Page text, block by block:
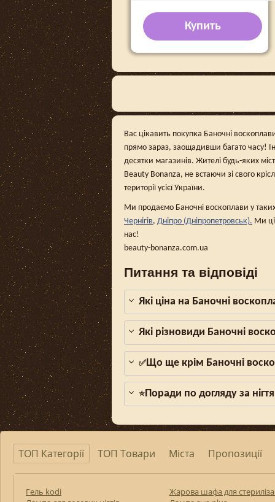
Купить
Вас цікавить покупка Баночні
прямо зараз, заощадивши багато часу!
десятки магазинів. Жителі будь-яких
Beauty Bonanza, не встаючи зі свого
території усієї України.
Ми продаємо Баночні воскоплави у
Чернігів, Дніпро (Дніпропетровськ). Ми
нас!
beauty-bonanza.com.ua
Питання та відповіді
Які ціна на Баночні
Які різновиди Баночні
✅Що ще крім Баночні
⭐Поради по догляду за
ТОП Категорії ТОП Товари Міста Пропозиції
Гель kodi
Жарова шафа для